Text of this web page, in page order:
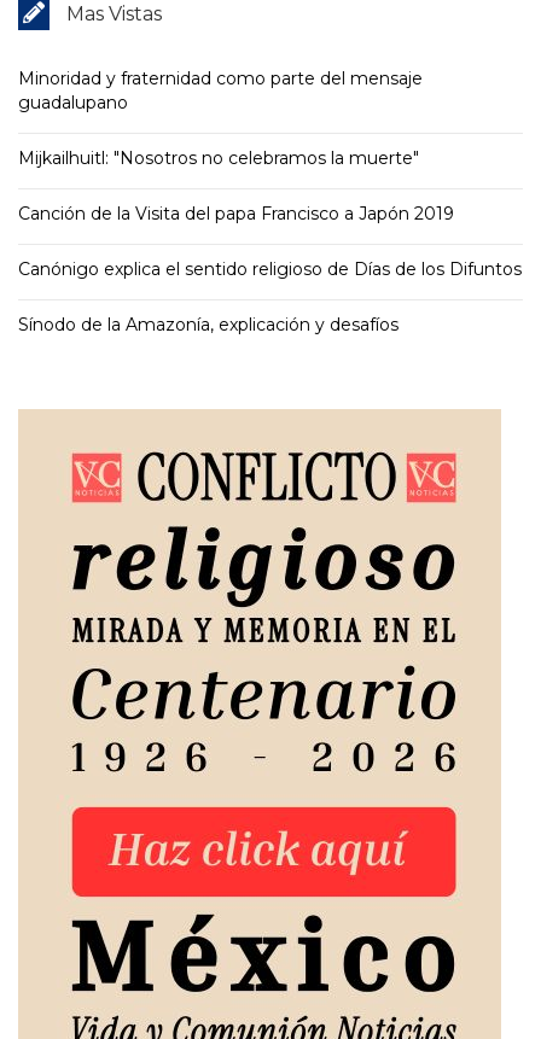
Mas Vistas
Minoridad y fraternidad como parte del mensaje
guadalupano
Mijkailhuitl: "Nosotros no celebramos la muerte"
Canción de la Visita del papa Francisco a Japón 2019
Canónigo explica el sentido religioso de Días de los Difuntos
Sínodo de la Amazonía, explicación y desafíos